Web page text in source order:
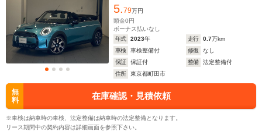
WLTCモード
燃費
ホイールベース
-m
-
5.79万円
頭金0円
ボーナス払いなし
年式
2023年 走行 0.7万km
車検
車検整備付 修復
なし
保証
保証付 整備
法定整備付
住所
東京都町田市
無
料
在庫確認・見積依頼
※車検は納車時の車検、法定整備は納車時の法定整備となります。
リース期間中の契約内容は詳細画面を参照下さい。